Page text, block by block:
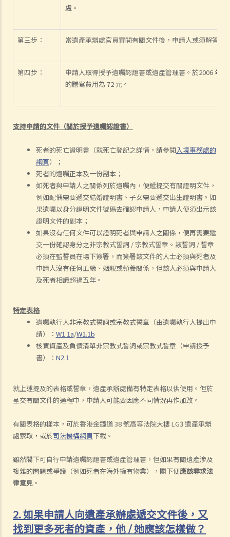
處。
第三步： 當遺產承辦處官員審閱有關文件後，申請人或須解答該
第四步：
申請人取得授予遺囑認證書或遺產管理書。於2006 年
的謄寫費用為 72 元。
支持申請的文件（關於授予遺囑認證書）
死者的死亡證明書（就死亡登記之詳情，請參閱入境事務處的
網頁）；
死者的遺囑正本及一份副本；
如死者與申請人之關係列於遺囑內，便遞提交有關證明文件，
例如配偶需要遞交結婚證明書、子女需要遞交出生證明書。如
果遺囑以身分證明文件號碼去確認申請人，申請人便須出示該
證明文件的副本；
如果沒有任何文件可以證明死者與申請人之關係，便再需要遞
交一份確認身分之非宗教式誓詞 / 宗教式誓章。該誓詞 / 誓章
必須在監誓員在場下簽署，而簽署該文件的人士必須與死者及
申請人沒有任何血緣、姻親或領養關係，但該人必須與申請人
及死者相識超過五年。
特定表格
遺囑執行人非宗教式誓詞或宗教式誓章（由遺囑執行人提出申
請）： W1.1a/W1.1b
核實資產及負債清單非宗教式誓詞或宗教式誓章（申請授予
書）： N2.1
就上述提及的表格或誓章，遺產承辦處備有特定表格以供使用。但於
呈交有關文件的過程中，申請人可能要因應不同情況再作加改。
有關表格的樣本，可於香港金鐘道 38 號高等法院大樓 LG3 遺產承辦
處索取，或於司法機構網頁下載。
雖然閣下可自行申請遺囑認證書或遺產管理書，但如果有關遺產涉及
複雜的問題或爭議（例如死者在海外擁有物業），閣下便應該尋求法
律意見 。
2. 如果申請人向遺產承辦處遞交文件後，又
找到更多死者的資產，他 / 她應該怎樣做？